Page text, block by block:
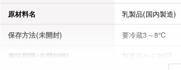
原材料名 乳製品(国内製造)
保存方法(未開封) 要冷蔵3～8℃
賞味期限(未開封時)
製造日から20日